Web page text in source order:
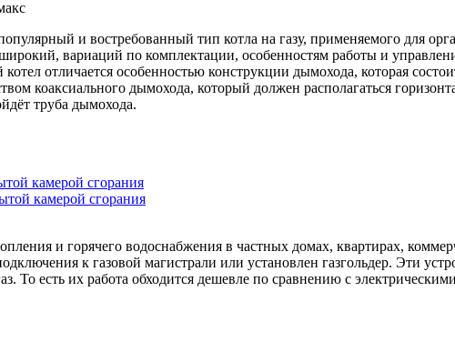
и востребованный тип котла на газу, применяемого для
вариаций по комплектации, особенностям работы и
отличается особенностью конструкции дымохода, которая
коаксиального дымохода, который должен располагаться
труба дымохода.
камерой сгорания
камерой сгорания
и горячего водоснабжения в частных домах, квартирах,
к газовой магистрали или установлен газгольдер. Эти
То есть их работа обходится дешевле по сравнению с